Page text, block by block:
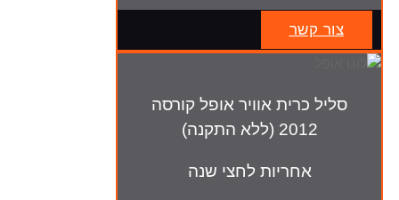
צור קשר
סליל כרית אוויר אופל קורסה
2012 (ללא התקנה)
אחריות לחצי שנה